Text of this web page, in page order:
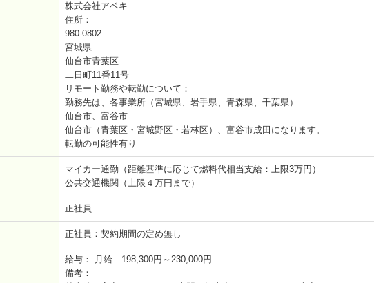
株式会社アベキ
住所：
980-0802
宮城県
仙台市青葉区
二日町11番11号
リモート勤務や転勤について：
勤務先は、各事業所（宮城県、岩手県、青森県、千葉県）
仙台市、富谷市
仙台市（青葉区・宮城野区・若林区）、富谷市成田になります。
転勤の可能性有り
マイカー通勤（距離基準に応じて燃料代相当支給：上限3万円）
公共交通機関（上限４万円まで）
正社員
正社員：契約期間の定め無し
給与：
月給 198,300円～230,000円
備考：